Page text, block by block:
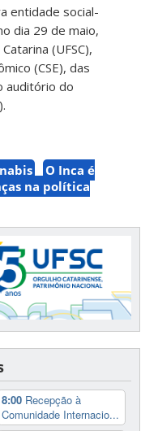
entidade social-
dia 29 de maio,
(UFSC),
(CSE), das
auditório do
O Inca é
na política
8:00 Recepção à
Comunidade Internacio...